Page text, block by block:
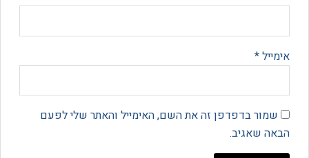
בדפדפן זה את השם, האימייל והאתר שלי לפעם
שאגיב.